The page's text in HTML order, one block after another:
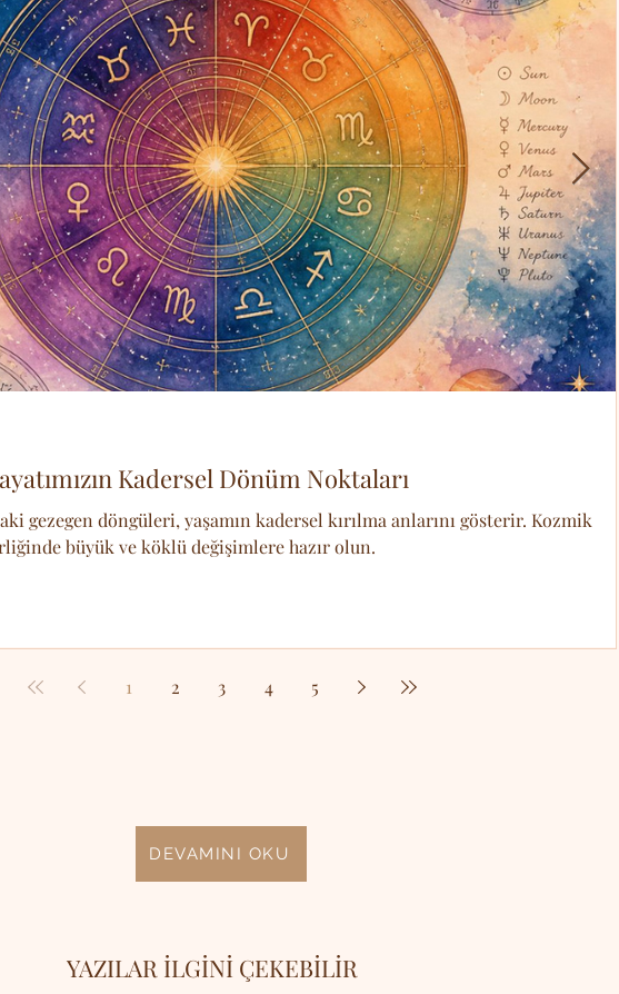
Kadersel Dönüm Noktaları
gezegen döngüleri, yaşamın kadersel kırılma anlarını gösterir. Kozmik
büyük ve köklü değişimlere hazır olun.
1 2 3 4 5
DEVAMINI OKU
YAZILAR İLGİNİ ÇEKEBİLİR